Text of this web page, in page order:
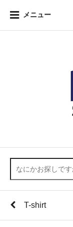
メニュー
T-shirt